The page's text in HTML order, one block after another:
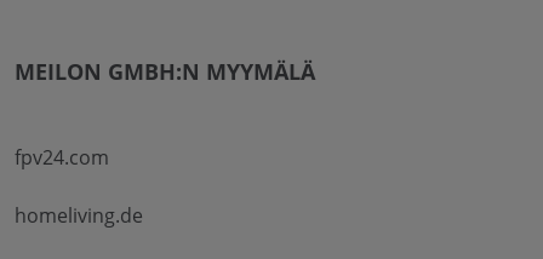
MEILON GMBH:N MYYMÄLÄ
fpv24.com
homeliving.de